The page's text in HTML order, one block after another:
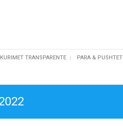
TRANSPARENTE PARA & PUSHTET